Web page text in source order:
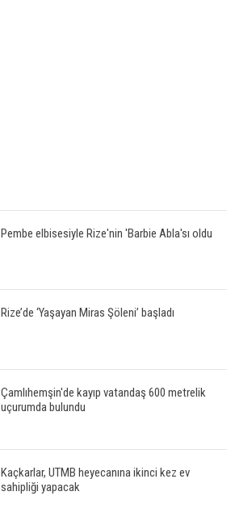
Pembe elbisesiyle Rize'nin 'Barbie Abla'sı oldu
Rize’de ‘Yaşayan Miras Şöleni’ başladı
Çamlıhemşin'de kayıp vatandaş 600 metrelik
uçurumda bulundu
Kaçkarlar, UTMB heyecanına ikinci kez ev
sahipliği yapacak